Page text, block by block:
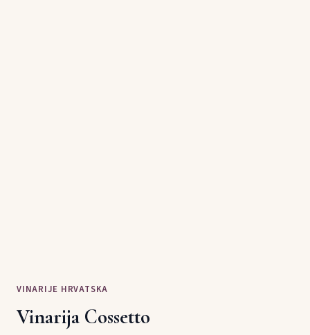
VINARIJE HRVATSKA
Vinarija Cossetto